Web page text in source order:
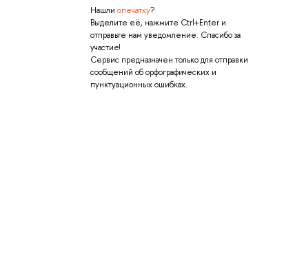
Нашли опечатку?
Выделите её, нажмите Ctrl+Enter и
отправьте нам уведомление. Спасибо за
участие!
Сервис предназначен только для отправки
сообщений об орфографических и
пунктуационных ошибках.